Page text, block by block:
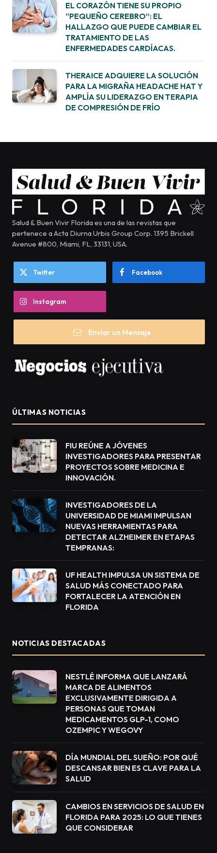
EL CORAZÓN TIENE SU PROPIO
“PEQUEÑO CEREBRO”: EL
HALLAZGO QUE PUEDE CAMBIAR EL
TRATAMIENTO DE LAS
ENFERMEDADES CARDÍACAS.
THERAICE ADQUIERE LA SOLUCIÓN
PARA LA MIGRAÑA HEADACHE HAT Y
AMPLÍA SU LIDERAZGO EN TERAPIA
DE COMPRESIÓN DE FRÍO
Salud & Buen Vivir Florida es una de las revistas que
pertenece a Acta Diurna Urbis Group Corp. 1395 Brickell
Avenue #800, Miami, FL, 33131, USA.
Twitter Facebook
Instagram
Enviar un Mensaje
ÚLTIMAS NOTICIAS
FIU REÚNE A JÓVENES
INVESTIGADORES PARA PRESENTAR
PROYECTOS SOBRE MEDICINA E
INNOVACIÓN.
INVESTIGADORES DE LA
UNIVERSIDAD DE MIAMI IMPULSAN
NUEVAS HERRAMIENTAS PARA
DETECTAR ALZHEIMER EN ETAPAS
TEMPRANAS:
UF HEALTH IMPULSA UN SISTEMA DE
SALUD MÁS CONECTADO PARA
FORTALECER LA ATENCIÓN EN
FLORIDA
NOTICIAS DESTACADAS
NESTLÉ INFORMA QUE LANZARÁ
MARCA DE ALIMENTOS
EXCLUSIVAMENTE DIRIGIDA A
PERSONAS QUE TOMAN
MEDICAMENTOS GLP-1, COMO
OZEMPIC Y WEGOVY
DÍA MUNDIAL DEL SUEÑO: POR QUÉ
DESCANSAR BIEN ES CLAVE PARA LA
SALUD
CAMBIOS EN SERVICIOS DE SALUD EN
FLORIDA PARA 2025: LO QUE TIENES
QUE CONSIDERAR